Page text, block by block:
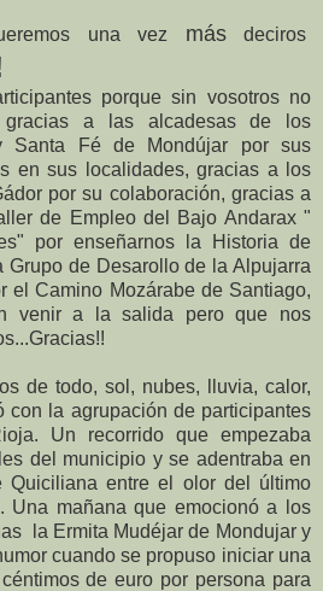
una vez másdeciros
porque sin vosotros no
gracias a las alcadesas de los
Santa Fé de Mondújar por sus
en sus localidades, gracias a los
por su colaboración, gracias a
de Empleo del Bajo Andarax "
por enseñarnos la Historia de
Grupo de Desarollo de la Alpujarra
el Camino Mozárabe de Santiago,
venir a la salida pero que nos
de todo, sol, nubes, lluvia, calor,
con la agrupación de participantes
Un recorrido que empezaba
del municipio y se adentraba en
Quiciliana entre el olor del último
Una mañana que emocionó a los
la Ermita Mudéjar de Mondujar y
cuando se propuso iniciar una
de euro por persona para